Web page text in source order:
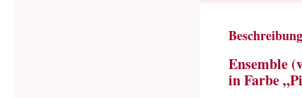
Beschreibung
Ensemble
in Farbe